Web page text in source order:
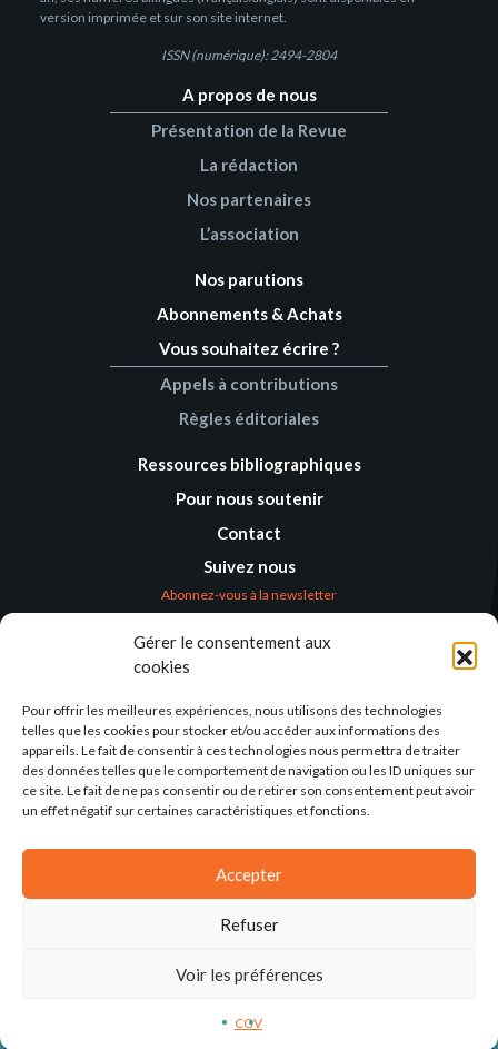
Gérer le consentement aux
cookies
Pour offrir les meilleures expériences, nous utilisons des technologies
telles que les cookies pour stocker et/ou accéder aux informations des
appareils. Le fait de consentir à ces technologies nous permettra de traiter
des données telles que le comportement de navigation ou les ID uniques sur
ce site. Le fait de ne pas consentir ou de retirer son consentement peut avoir
un effet négatif sur certaines caractéristiques et fonctions.
Accepter
Refuser
Voir les préférences
CGV
version imprimée et sur son site internet.
ISSN (numérique): 2494-2804
A propos de nous
Présentation de la Revue
La rédaction
Nos partenaires
L’association
Nos parutions
Abonnements & Achats
Vous souhaitez écrire ?
Appels à contributions
Règles éditoriales
Ressources bibliographiques
Pour nous soutenir
Contact
Suivez nous
Abonnez-vous à la newsletter
Humanitaires –
Humanitarian
Alternatives
138 avenue des Frères
Lumière – CS 88379
2025©ALTERNATIVES-HUMANITAIRES
MENTIONS LÉGALESCONCEPTION: AGENCE-KN